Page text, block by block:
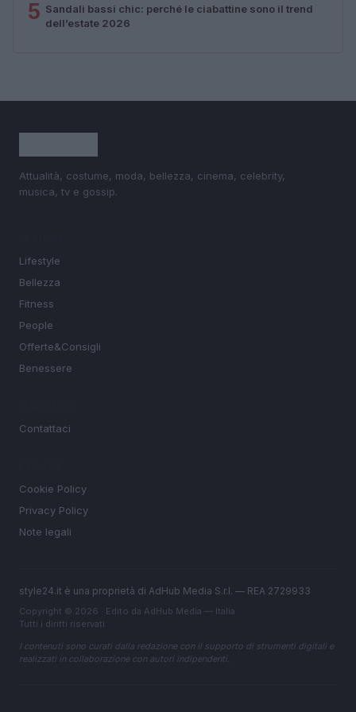
5 Sandali bassi chic: perché le ciabattine sono il trend
dell’estate 2026
Attualità, costume, moda, bellezza, cinema, celebrity,
musica, tv e gossip.
Lifestyle
Bellezza
Fitness
People
Offerte&Consigli
Benessere
Contattaci
Cookie Policy
Privacy Policy
Note legali
style24.it è una proprietà di AdHub Media S.r.l. — REA 2729933
Copyright © 2026 · Edito da AdHub Media — Italia
Tutti i diritti riservati
I contenuti sono curati dalla redazione con il supporto di strumenti digitali e
realizzati in collaborazione con autori indipendenti.